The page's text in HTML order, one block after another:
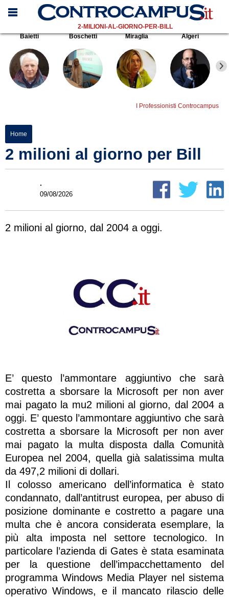
2-MILIONI-AL-GIORNO-PER-BILL
Baietti
Boschetti Miraglia Algeri
I Professionisti Controcampus
Home
2 milioni al giorno per Bill
.
09/08/2026
2 milioni al giorno, dal 2004 a oggi.
E’ questo l’ammontare aggiuntivo che sarà
costretta a sborsare la Microsoft per non aver
mai pagato la mu2 milioni al giorno, dal 2004 a
oggi. E’ questo l’ammontare aggiuntivo che sarà
costretta a sborsare la Microsoft per non aver
mai pagato la multa disposta dalla Comunità
Europea nel 2004, quella già salatissima multa
da 497,2 milioni di dollari.
Il colosso americano dell’informatica è stato
condannato, dall’antitrust europea, per abuso di
posizione dominante e costretto a pagare una
multa che è ancora considerata esemplare, la
più alta imposta nel settore tecnologico. In
particolare l’azienda di Gates è stata esaminata
per la questione dell’impacchettamento del
programma Windows Media Player nel sistema
operativo Windows, e il mancato rilascio delle